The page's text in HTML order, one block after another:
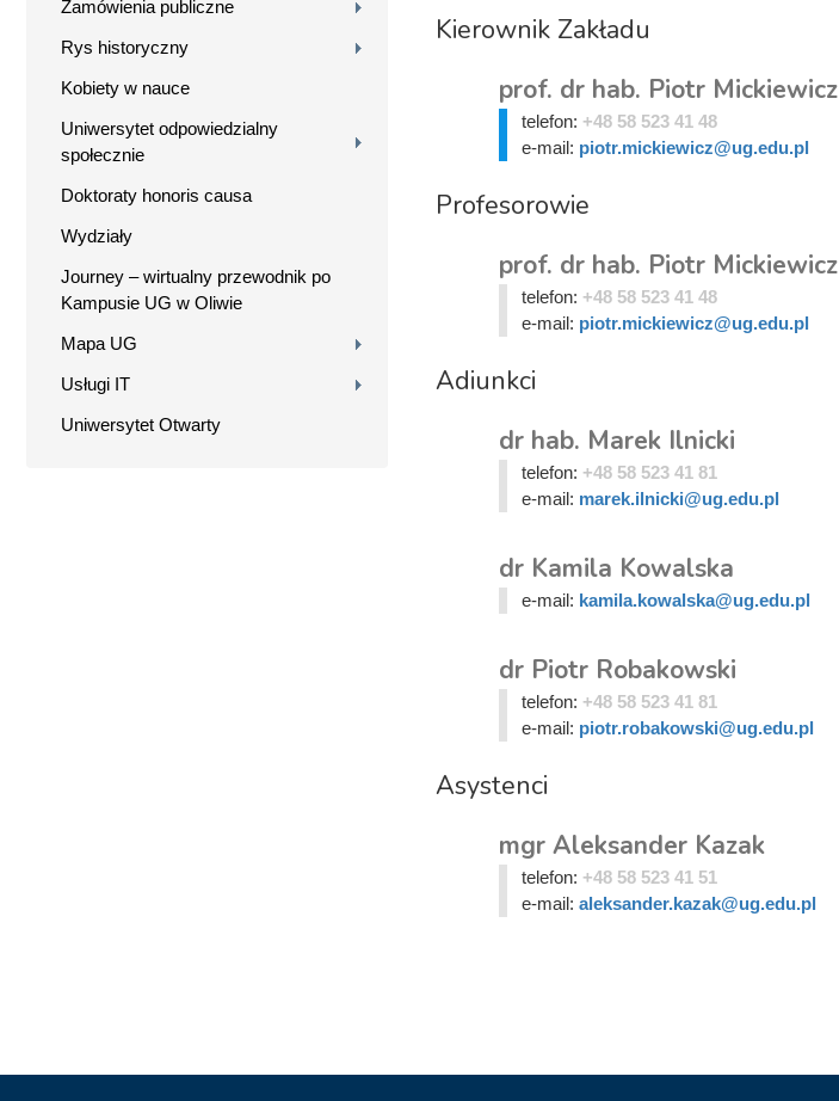
Zamówienia publiczne
Rys historyczny
Kobiety w nauce
Uniwersytet odpowiedzialny
społecznie
Doktoraty honoris causa
Wydziały
Journey – wirtualny przewodnik po
Kampusie UG w Oliwie
Mapa UG
Usługi IT
Uniwersytet Otwarty
Kierownik Zakładu
prof. dr hab. Piotr Mickiewicz
telefon: +48 58 523 41 48
e-mail: piotr.mickiewicz@ug.edu.pl
Profesorowie
prof. dr hab. Piotr Mickiewicz
telefon: +48 58 523 41 48
e-mail: piotr.mickiewicz@ug.edu.pl
Adiunkci
dr hab. Marek Ilnicki
telefon: +48 58 523 41 81
e-mail: marek.ilnicki@ug.edu.pl
dr Kamila Kowalska
e-mail: kamila.kowalska@ug.edu.pl
dr Piotr Robakowski
telefon: +48 58 523 41 81
e-mail: piotr.robakowski@ug.edu.pl
Asystenci
mgr Aleksander Kazak
telefon: +48 58 523 41 51
e-mail: aleksander.kazak@ug.edu.pl